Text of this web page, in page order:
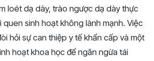
loét dạ dày, trào ngược dạ dày thực
sinh hoạt không lành mạnh. Việc
hỏi sự can thiệp y tế khẩn cấp và một
hoạt khoa học để ngăn ngừa tái